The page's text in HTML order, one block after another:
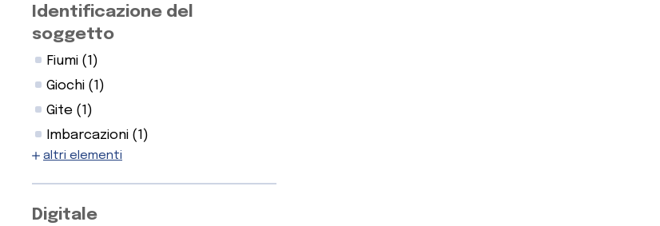
Identificazione del
soggetto
Fiumi (1)
Giochi (1)
Gite (1)
Imbarcazioni (1)
altri elementi
Digitale